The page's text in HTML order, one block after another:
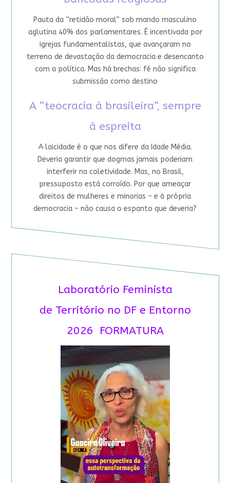
Pauta da “retidão moral” sob mando masculino
aglutina 40% dos parlamentares. É incentivada por
igrejas fundamentalistas, que avançaram no
terreno de devastação da democracia e desencanto
com a política. Mas há brechas: fé não significa
submissão como destino
A “teocracia à brasileira”, sempre
à espreita
A laicidade é o que nos difere da Idade Média.
Deveria garantir que dogmas jamais poderiam
interferir na coletividade. Mas, no Brasil,
pressuposto está corroído. Por que ameaçar
direitos de mulheres e minorias – e à própria
democracia – não causa o espanto que deveria?
Laboratório Feminista
de Território no DF e Entorno
2026 FORMATURA